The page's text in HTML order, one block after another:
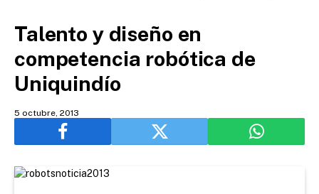
Talento y diseño en
competencia robótica de
Uniquindío
5 octubre, 2013